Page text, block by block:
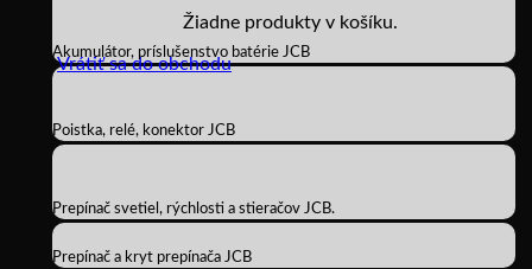
Žiadne produkty v košíku.
Vrátiť sa do obchodu
Akumulátor, príslušenstvo batérie JCB
Poistka, relé, konektor JCB
Prepínač svetiel, rýchlosti a stieračov JCB.
Prepínač a kryt prepínača JCB